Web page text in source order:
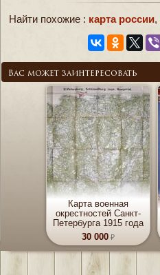
Найти похожие : карта россии,
Вас может заинтересовать
Карта военная
окрестностей Санкт-
Петербурга 1915 года
30 000